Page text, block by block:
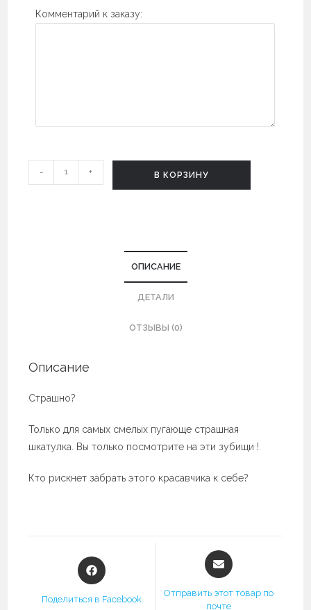
Комментарий к заказу:
Количество
Шкатулка-
- + В КОРЗИНУ
ОПИСАНИЕ
ДЕТАЛИ
ОТЗЫВЫ (0)
Описание
Страшно?
Только для самых смелых пугающе страшная
шкатулка. Вы только посмотрите на эти зубищи !
Кто рискнет забрать этого красавчика к себе?
Открывается
в
Поделиться в Facebook
Открывается
в
Отправить этот товар по
почте